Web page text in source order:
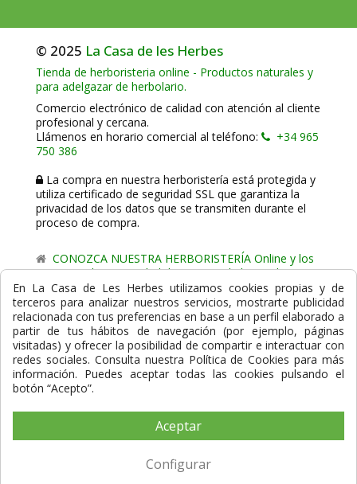
© 2025 La Casa de les Herbes
Tienda de herboristeria online - Productos naturales y
para adelgazar de herbolario.
Comercio electrónico de calidad con atención al cliente
profesional y cercana.
Llámenos en horario comercial al teléfono:
+34 965
750 386
La compra en nuestra herboristería está protegida y
utiliza certificado de seguridad SSL que garantiza la
privacidad de los datos que se transmiten durante el
proceso de compra.
CONOZCA NUESTRA HERBORISTERÍA Online y los
comercio de proximidad de La Casa de les Herbes.
Powered byGesdi.com E-Commerce - Tiendas online
profesionales y seguras
Formas de Pago
Compra Segura
En La Casa de Les Herbes utilizamos cookies propias y de
terceros para analizar nuestros servicios, mostrarte publicidad
relacionada con tus preferencias en base a un perfil elaborado a
partir de tus hábitos de navegación (por ejemplo, páginas
visitadas) y ofrecer la posibilidad de compartir e interactuar con
redes sociales. Consulta nuestra Política de Cookies para más
información. Puedes aceptar todas las cookies pulsando el
botón “Acepto”.
Aceptar
Configurar